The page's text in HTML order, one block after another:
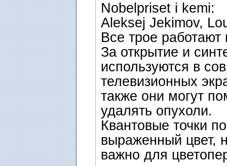
Nobelpriset i kemi:
Aleksej Jekimov,
Все трое
За открытие и
используются в
телевизионных
также они могут
удалять опухоли.
Квантовые точки
выраженный цвет,
важно для